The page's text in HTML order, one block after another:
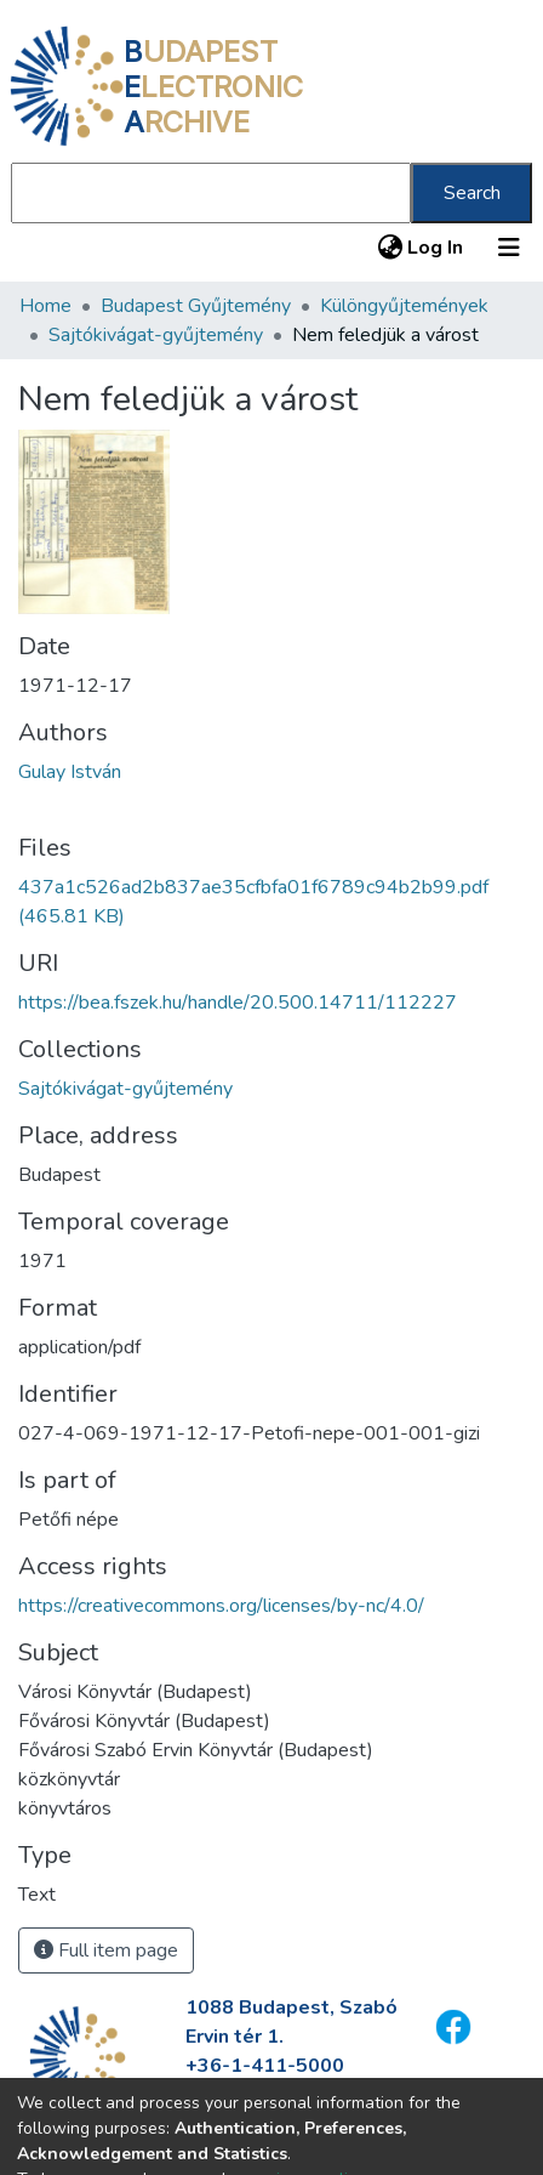
BUDAPEST
ELECTRONIC
ARCHIVE
Search
Log In (current)
Communities & Collections
Statistics
About us
Home Budapest Gyűjtemény
Különgyűjtemények
Sajtókivágat-gyűjtemény
Nem feledjük a várost
Nem feledjük a várost
Date
1971-12-17
Authors
Gulay István
Files
437a1c526ad2b837ae35cfbfa01f6789c94b2b99.pdf
(465.81 KB)
URI
https://bea.fszek.hu/handle/20.500.14711/112227
Collections
Sajtókivágat-gyűjtemény
Place, address
Budapest
Temporal coverage
1971
Format
application/pdf
Identifier
027-4-069-1971-12-17-Petofi-nepe-001-001-gizi
Is part of
Petőfi népe
Access rights
https://creativecommons.org/licenses/by-nc/4.0/
Subject
Városi Könyvtár (Budapest)
Fővárosi Könyvtár (Budapest)
Fővárosi Szabó Ervin Könyvtár (Budapest)
közkönyvtár
könyvtáros
Type
Text
Full item page
1088 Budapest, Szabó
Ervin tér 1.
+36-1-411-5000
info@fszek.hu
https://fszek.hu
We collect and process your personal information for the
following purposes: Authentication, Preferences,
Acknowledgement and Statistics.